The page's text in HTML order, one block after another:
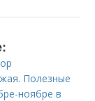
Полезные
ноябре в